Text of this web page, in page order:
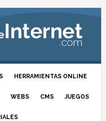
HERRAMIENTAS ONLINE
WEBS CMS JUEGOS